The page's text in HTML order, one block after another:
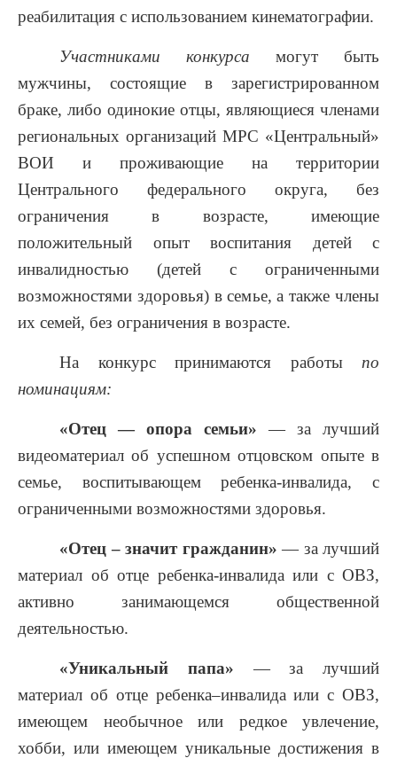
реабилитация с использованием кинематографии.
Участниками конкурса могут быть
мужчины, состоящие в зарегистрированном
браке, либо одинокие отцы, являющиеся членами
региональных организаций МРС «Центральный»
ВОИ и проживающие на территории
Центрального федерального округа, без
ограничения в возрасте, имеющие
положительный опыт воспитания детей с
инвалидностью (детей с ограниченными
возможностями здоровья) в семье, а также члены
их семей, без ограничения в возрасте.
На конкурс принимаются работы по
номинациям:
«Отец — опора семьи» — за лучший
видеоматериал об успешном отцовском опыте в
семье, воспитывающем ребенка-инвалида, с
ограниченными возможностями здоровья.
«Отец – значит гражданин» — за лучший
материал об отце ребенка-инвалида или с ОВЗ,
активно занимающемся общественной
деятельностью.
«Уникальный папа» — за лучший
материал об отце ребенка–инвалида или с ОВЗ,
имеющем необычное или редкое увлечение,
хобби, или имеющем уникальные достижения в